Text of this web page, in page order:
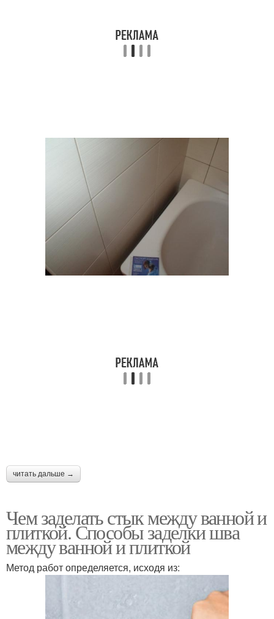
читать дальше →
Чем заделать стык между ванной и
плиткой. Способы заделки шва
между ванной и плиткой
Метод работ определяется, исходя из: